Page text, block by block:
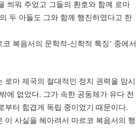
씌워 주었고 그들의 환호와 함께 로마
두 아들도 그와 함께 행진하였다고 한
코 복음서의 문학적-신학적 특징’ 중에서
로마 제국의 절대적인 정치 권력을 암시
에 없었다. 그가 속한 공동체가 유다 전
부터 힘겹게 독립 중이었기 때문이다.
이 사실을 헤아려서 마르코 복음서의 행